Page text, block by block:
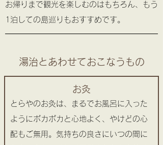
お帰りまで観光を楽しむのはもちろん、もう
1泊しての島巡りもおすすめです。
湯治とあわせておこなうもの
お灸
とらやのお灸は、まるでお風呂に入った
ようにポカポカと心地よく、やけどの心
配もご無用。気持ちの良さにいつの間に